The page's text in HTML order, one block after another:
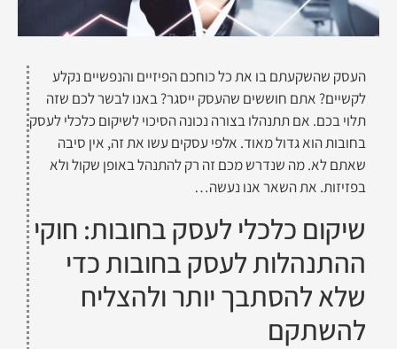
העסק שהשקעתם בו את כל כוחכם הפיזיים והנפשיים נקלע
לקשיים? אתם חוששים שהעסק ייסגר? באנו לבשר לכם שזה
תלוי בכם. אם תתנהלו בצורה נכונה הסיכוי לשיקום כלכלי לעסק
בחובות הוא גדול מאוד. אלפי עסקים עשו את זה, אין סיבה
שאתם לא. מה שנדרש מכם זה רק להתנהל באופן שקול ולא
בפזיזות. את השאר אנו נעשה…
שיקום כלכלי לעסק בחובות: חוקי
ההתנהלות לעסק בחובות כדי
שלא להסתבך יותר ולהצליח
להשתקם